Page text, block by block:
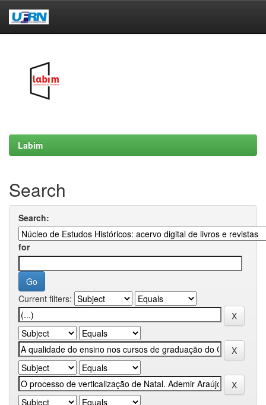
Labim
Search
Search:
for
Current filters: